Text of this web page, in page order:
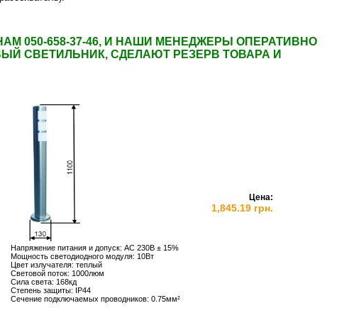
050-658-37-46, И НАШИ МЕНЕДЖЕРЫ ОПЕРАТИВНО
СВЕТИЛЬНИК, СДЕЛАЮТ РЕЗЕРВ ТОВАРА И
Напряжение питания и допуск: АС 230В ± 15%
Мощность светодиодного модуля: 10Вт
Цвет излучателя: теплый
Световой поток: 1000люм
Сила света: 168кд
Степень защиты:
IP44
Сечение подключаемых проводников: 0.75мм²
Цена:
1,845.19 грн.